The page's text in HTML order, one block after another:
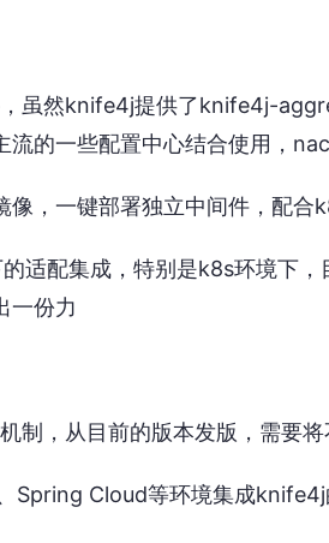
，虽然knife4j提供了knife4j-
流的一些配置中心结合使用，
，一键部署独立中间件，配合
适配集成，特别是k8s环境下
一份力
制，从目前的版本发版，需要
Spring Cloud等环境集成knife4j